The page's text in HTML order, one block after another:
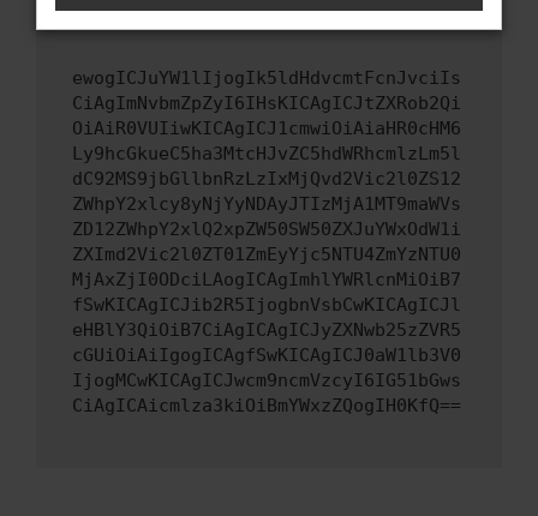
ewogICJuYW1lIjogIk5ldHdvcmtFcnJvciIs
CiAgImNvbmZpZyI6IHsKICAgICJtZXRob2Qi
OiAiR0VUIiwKICAgICJ1cmwiOiAiaHR0cHM6
Ly9hcGkueC5ha3MtcHJvZC5hdWRhcmlzLm5l
dC92MS9jbGllbnRzLzIxMjQvd2Vic2l0ZS12
ZWhpY2xlcy8yNjYyNDAyJTIzMjA1MT9maWVs
ZD12ZWhpY2xlQ2xpZW50SW50ZXJuYWxOdW1i
ZXImd2Vic2l0ZT01ZmEyYjc5NTU4ZmYzNTU0
MjAxZjI0ODciLAogICAgImhlYWRlcnMiOiB7
fSwKICAgICJib2R5IjogbnVsbCwKICAgICJl
eHBlY3QiOiB7CiAgICAgICJyZXNwb25zZVR5
cGUiOiAiIgogICAgfSwKICAgICJ0aW1lb3V0
IjogMCwKICAgICJwcm9ncmVzcyI6IG51bGws
CiAgICAicmlza3kiOiBmYWxzZQogIH0KfQ==